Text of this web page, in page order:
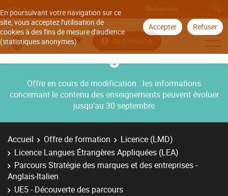
En poursuivant votre navigation sur ce
site, vous acceptez l'utilisation de
cookies à des fins de mesure d'audience
(statistiques anonymes).
Accepter Refuser
Aller à
Se connecter
Offre en cours de modification : les informations
concernant le contenu des enseignements peuvent évoluer
jusqu’au 30 septembre
Accueil Offre de formation
Licence (LMD)
Licence Langues Étrangères Appliquées (LEA)
Parcours Stratégie des marques et des entreprises -
Anglais-Italien
UE5 - Découverte des parcours